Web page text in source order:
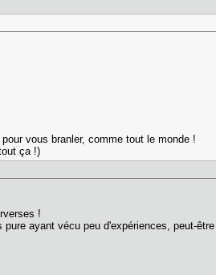
vous branler, comme tout le monde !
ça !)
!
ayant vécu peu d'expériences, peut-